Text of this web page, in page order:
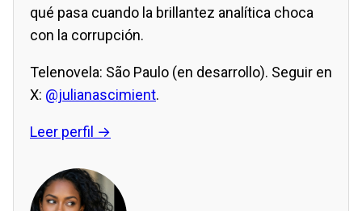
qué pasa cuando la brillantez analítica choca
con la corrupción.
Telenovela: São Paulo (en desarrollo). Seguir en
X: @julianascimient.
Leer perfil →